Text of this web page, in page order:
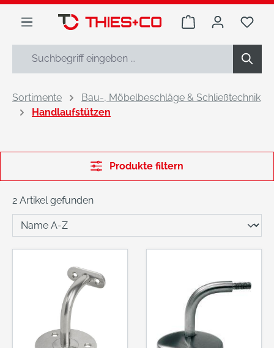
springen
Warenkorb Du
Sortimente
Bau-, Möbelbeschläge & Schließtechnik
Handlaufstützen
Produkte filtern
2 Artikel gefunden